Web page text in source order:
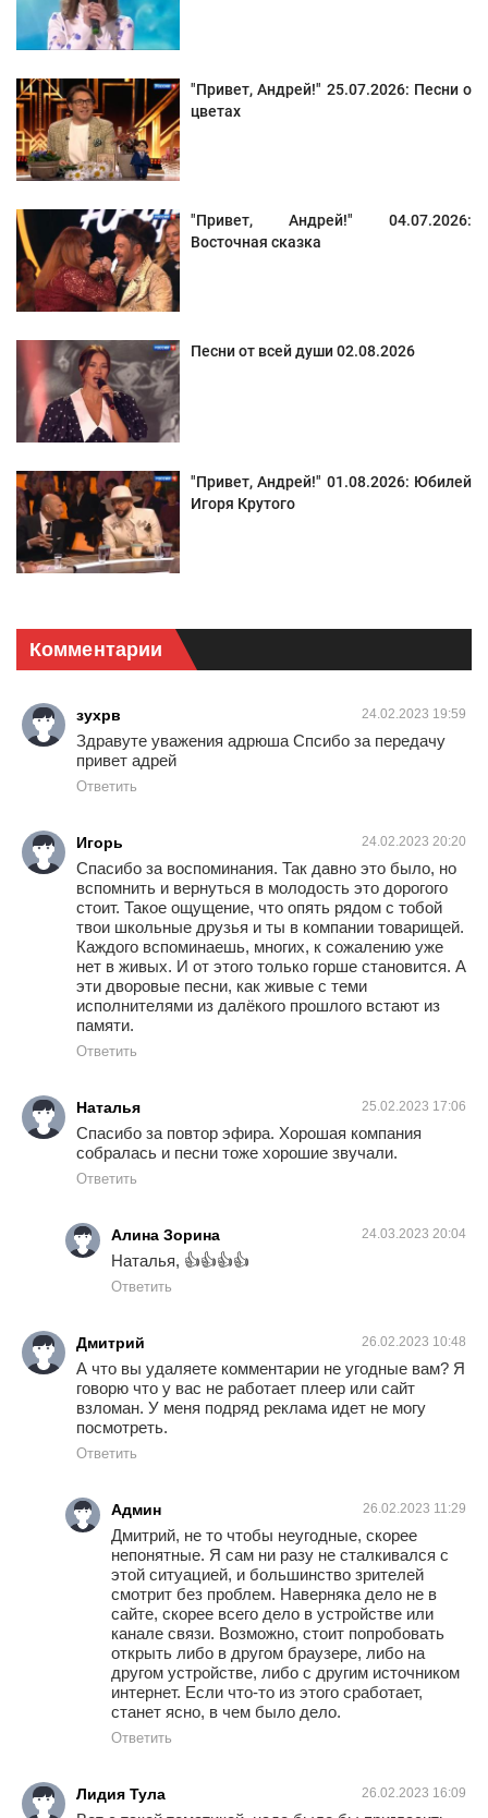
"Привет, Андрей!" 25.07.2026: Песни о
цветах
"Привет, Андрей!" 04.07.2026:
Восточная сказка
Песни от всей души 02.08.2026
"Привет, Андрей!" 01.08.2026: Юбилей
Игоря Крутого
Комментарии
зухрв 24.02.2023 19:59
Здравуте уважения адрюша Спсибо за передачу
привет адрей
Ответить
Игорь 24.02.2023 20:20
Спасибо за воспоминания. Так давно это было, но
вспомнить и вернуться в молодость это дорогого
стоит. Такое ощущение, что опять рядом с тобой
твои школьные друзья и ты в компании товарищей.
Каждого вспоминаешь, многих, к сожалению уже
нет в живых. И от этого только горше становится. А
эти дворовые песни, как живые с теми
исполнителями из далёкого прошлого встают из
памяти.
Ответить
Наталья 25.02.2023 17:06
Спасибо за повтор эфира. Хорошая компания
собралась и песни тоже хорошие звучали.
Ответить
Алина Зорина 24.03.2023 20:04
Наталья, 👍👍👍👍
Ответить
Дмитрий 26.02.2023 10:48
А что вы удаляете комментарии не угодные вам? Я
говорю что у вас не работает плеер или сайт
взломан. У меня подряд реклама идет не могу
посмотреть.
Ответить
Админ 26.02.2023 11:29
Дмитрий, не то чтобы неугодные, скорее
непонятные. Я сам ни разу не сталкивался с
этой ситуацией, и большинство зрителей
смотрит без проблем. Наверняка дело не в
сайте, скорее всего дело в устройстве или
канале связи. Возможно, стоит попробовать
открыть либо в другом браузере, либо на
другом устройстве, либо с другим источником
интернет. Если что-то из этого сработает,
станет ясно, в чем было дело.
Ответить
Лидия Тула 26.02.2023 16:09